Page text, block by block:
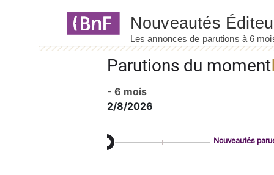
Parutions du moment
- 6 mois
2/8/2026
Nouveautés